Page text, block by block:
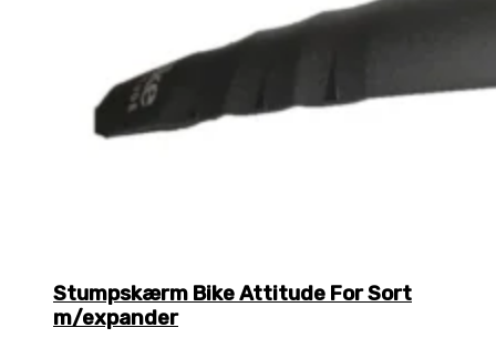
Stumpskærm Bike Attitude For Sort
m/expander